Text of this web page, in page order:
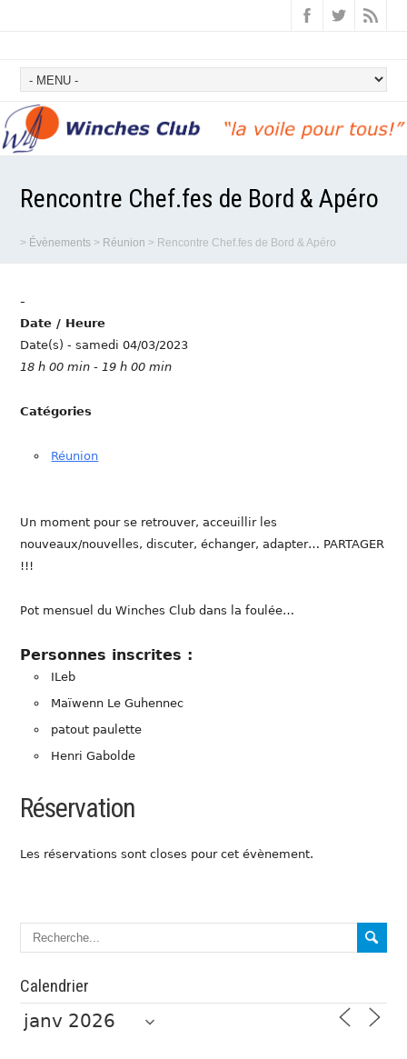
Rencontre Chef.fes de Bord & Apéro
> Évènements > Réunion > Rencontre Chef.fes de Bord & Apéro
-
Date / Heure
Date(s) - samedi 04/03/2023
18 h 00 min - 19 h 00 min
Catégories
Réunion
Un moment pour se retrouver, acceuillir les
nouveaux/nouvelles, discuter, échanger, adapter… PARTAGER
!!!
Pot mensuel du Winches Club dans la foulée…
Personnes inscrites :
ILeb
Maïwenn Le Guhennec
patout paulette
Henri Gabolde
Réservation
Les réservations sont closes pour cet évènement.
Calendrier